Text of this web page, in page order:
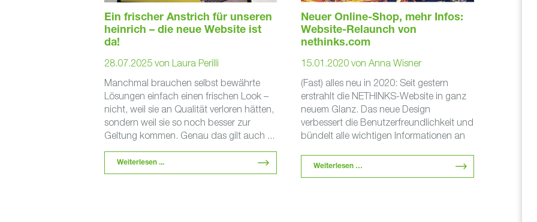
Ein frischer Anstrich für unseren
heinrich – die neue Website ist
da!
28.07.2025 von Laura Perilli
Manchmal brauchen selbst bewährte
Lösungen einfach einen frischen Look –
nicht, weil sie an Qualität verloren hätten,
sondern weil sie so noch besser zur
Geltung kommen. Genau das gilt auch ...
Weiterlesen ...
Neuer Online-Shop, mehr Infos:
Website-Relaunch von
nethinks.com
15.01.2020 vonAnna Wisner
(Fast) alles neu in 2020: Seit gestern
erstrahlt die NETHINKS-Website in ganz
neuem Glanz. Das neue Design
verbessert die Benutzerfreundlichkeit und
bündelt alle wichtigen Informationen an
Weiterlesen …